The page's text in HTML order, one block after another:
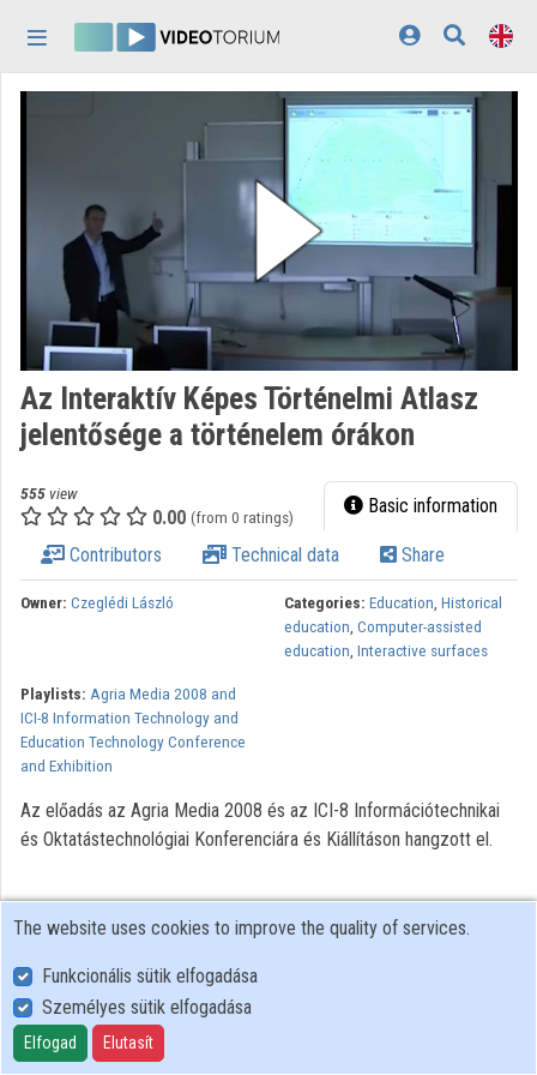
Discovery
Categories
Playlists
Organizations
Contributors
Az Interaktív Képes Történelmi Atlasz
jelentősége a történelem órákon
555 view
0.00 (from 0 ratings) Basic information
Contributors Technical data Share
Owner: Czeglédi László Categories: Education, Historical
education, Computer-assisted
education, Interactive surfaces
Playlists: Agria Media 2008 and
ICI-8 Information Technology and
Education Technology Conference
and Exhibition
Az előadás az Agria Media 2008 és az ICI-8 Információtechnikai
és Oktatástechnológiai Konferenciára és Kiállításon hangzott el.
User Policy
Adatkezelési tájékoztató (en)
Cookie Policy
The website uses cookies to improve the quality of services.
Funkcionális sütik elfogadása
Személyes sütik elfogadása
Elfogad Elutasít